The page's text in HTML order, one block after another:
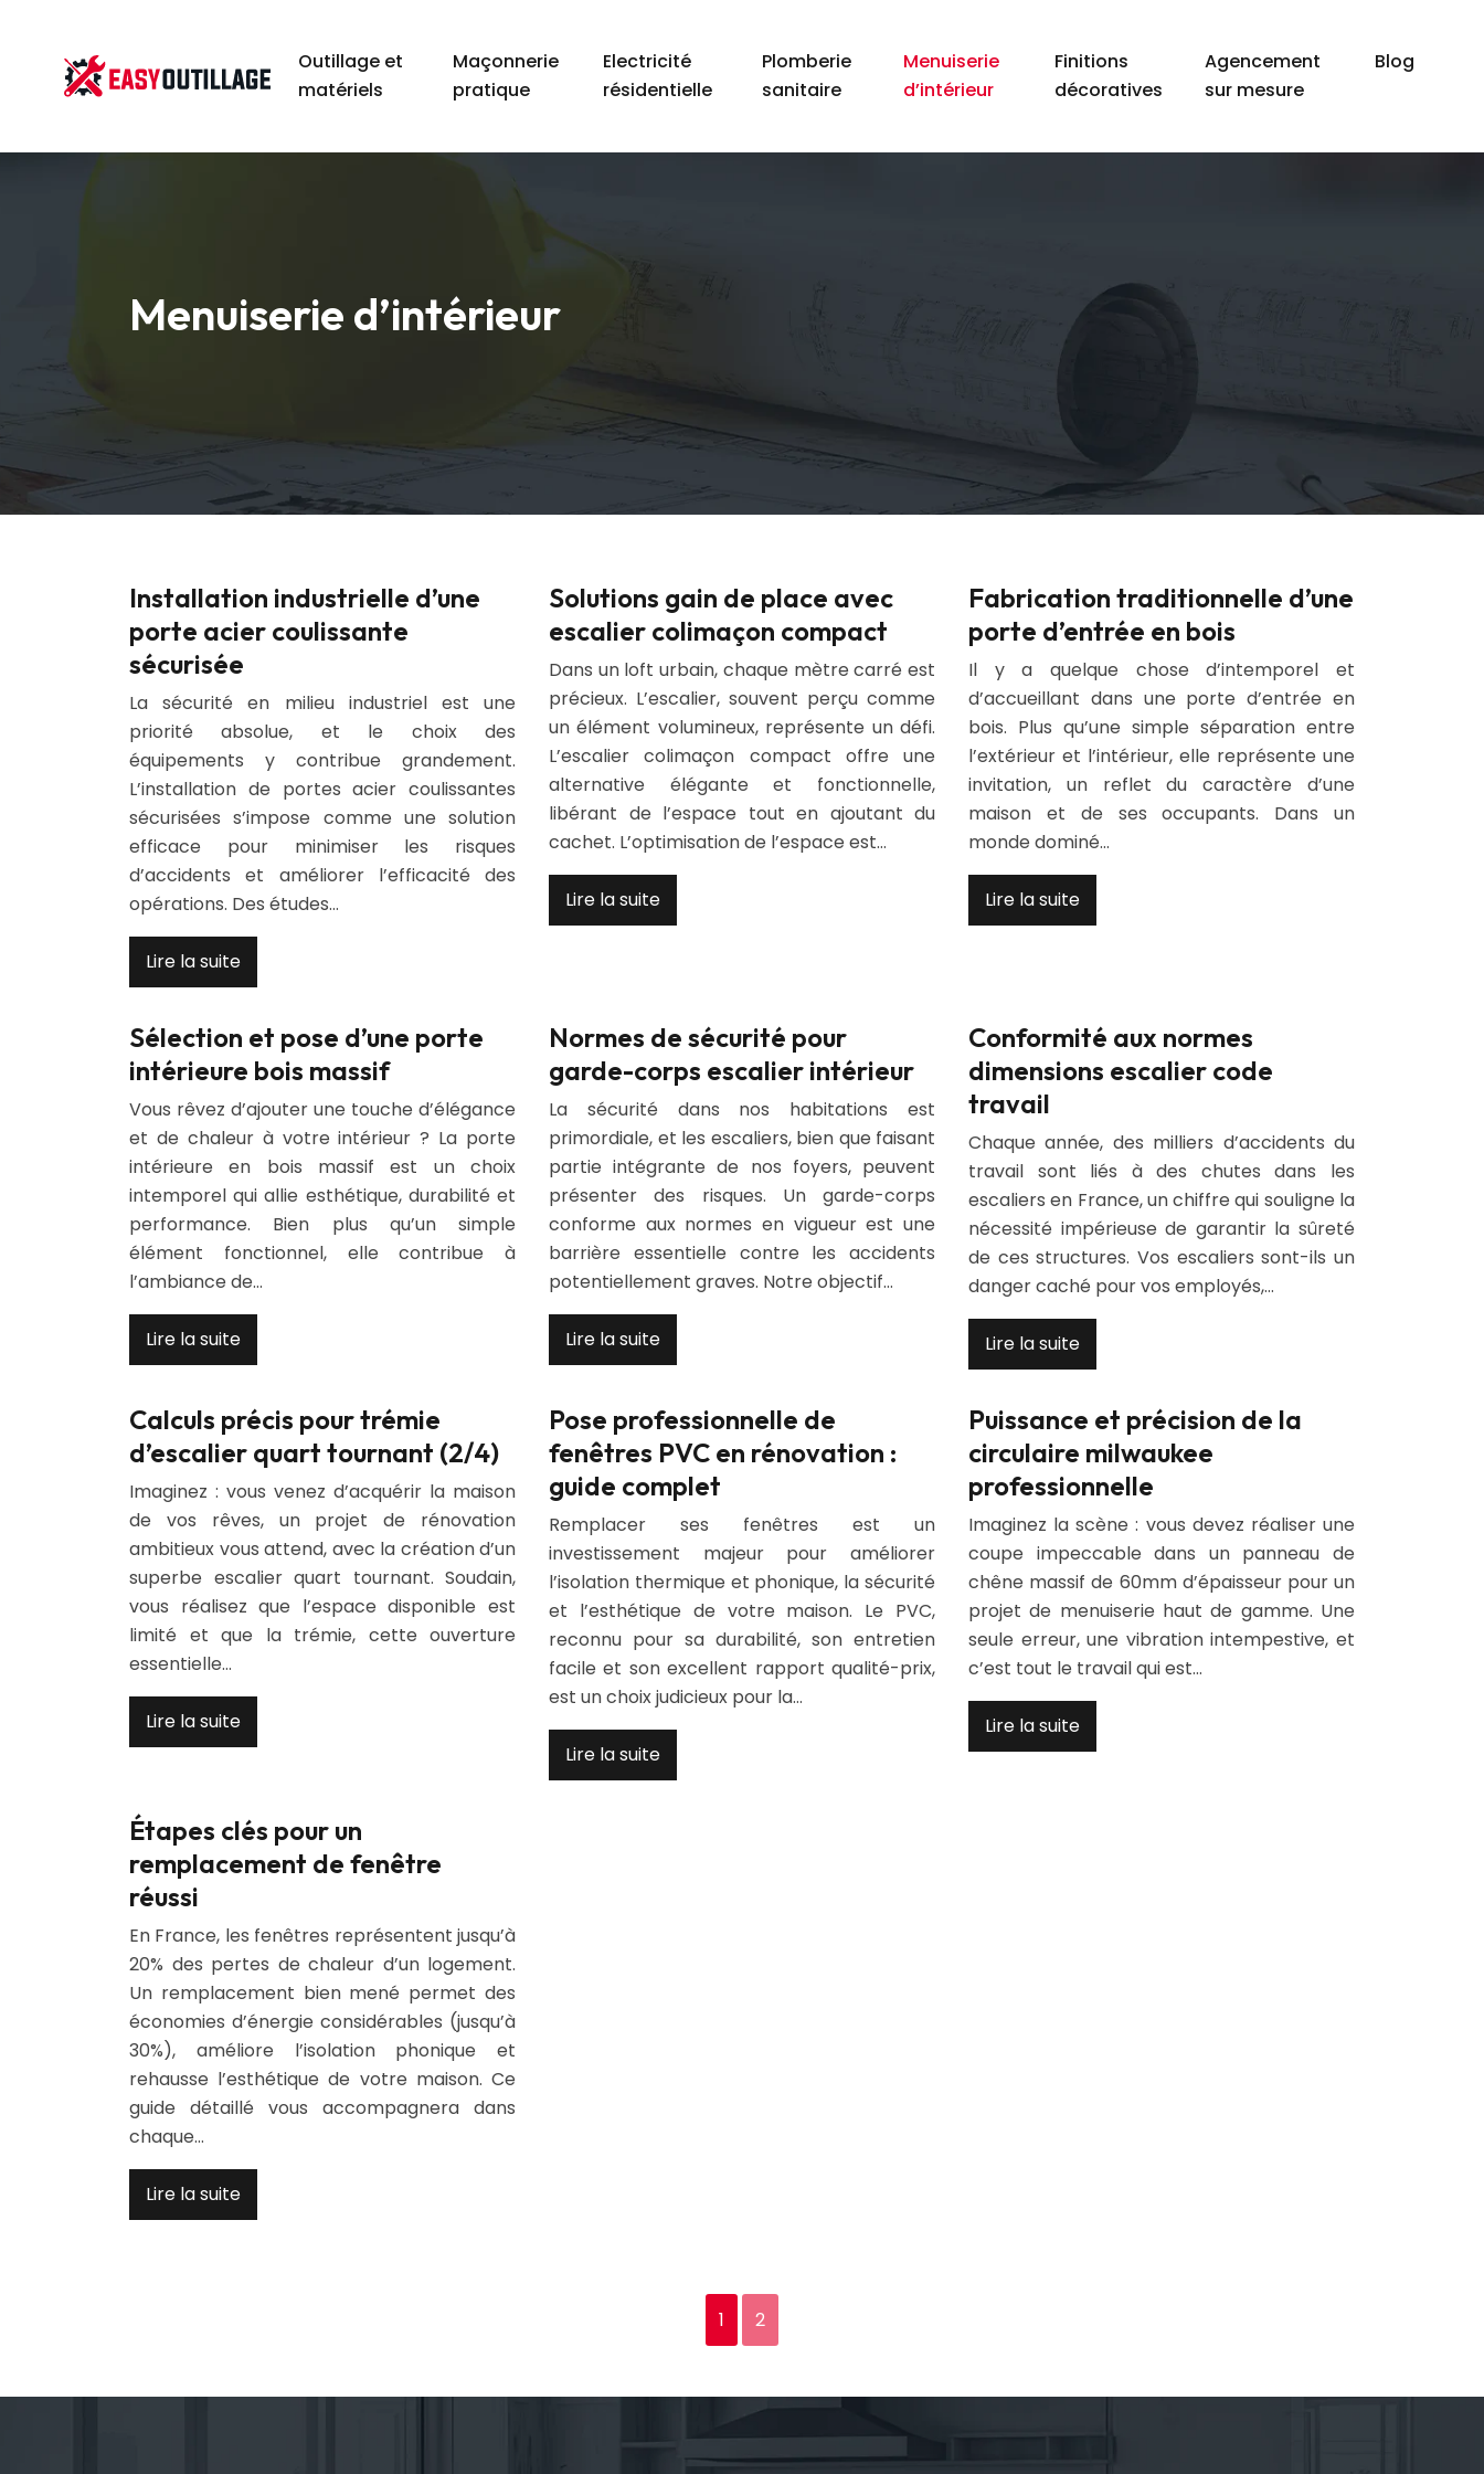
Outillage et
matériels
Maçonnerie
pratique
Electricité
résidentielle
Plomberie
sanitaire
Menuiserie
d’intérieur
Finitions
décoratives
Agencement
sur mesure
Blog
Menuiserie d’intérieur
Installation industrielle d’une
porte acier coulissante
sécurisée
La sécurité en milieu industriel est une
priorité absolue, et le choix des
équipements y contribue grandement.
L’installation de portes acier coulissantes
sécurisées s’impose comme une solution
efficace pour minimiser les risques
d’accidents et améliorer l’efficacité des
opérations. Des études…
Lire la suite
Solutions gain de place avec
escalier colimaçon compact
Dans un loft urbain, chaque mètre carré est
précieux. L’escalier, souvent perçu comme
un élément volumineux, représente un défi.
L’escalier colimaçon compact offre une
alternative élégante et fonctionnelle,
libérant de l’espace tout en ajoutant du
cachet. L’optimisation de l’espace est…
Lire la suite
Fabrication traditionnelle d’une
porte d’entrée en bois
Il y a quelque chose d’intemporel et
d’accueillant dans une porte d’entrée en
bois. Plus qu’une simple séparation entre
l’extérieur et l’intérieur, elle représente une
invitation, un reflet du caractère d’une
maison et de ses occupants. Dans un
monde dominé…
Lire la suite
Sélection et pose d’une porte
intérieure bois massif
Vous rêvez d’ajouter une touche d’élégance
et de chaleur à votre intérieur ? La porte
intérieure en bois massif est un choix
intemporel qui allie esthétique, durabilité et
performance. Bien plus qu’un simple
élément fonctionnel, elle contribue à
l’ambiance de…
Lire la suite
Normes de sécurité pour
garde-corps escalier intérieur
La sécurité dans nos habitations est
primordiale, et les escaliers, bien que faisant
partie intégrante de nos foyers, peuvent
présenter des risques. Un garde-corps
conforme aux normes en vigueur est une
barrière essentielle contre les accidents
potentiellement graves. Notre objectif…
Lire la suite
Conformité aux normes
dimensions escalier code
travail
Chaque année, des milliers d’accidents du
travail sont liés à des chutes dans les
escaliers en France, un chiffre qui souligne la
nécessité impérieuse de garantir la sûreté
de ces structures. Vos escaliers sont-ils un
danger caché pour vos employés,…
Lire la suite
Calculs précis pour trémie
d’escalier quart tournant (2/4)
Imaginez : vous venez d’acquérir la maison
de vos rêves, un projet de rénovation
ambitieux vous attend, avec la création d’un
superbe escalier quart tournant. Soudain,
vous réalisez que l’espace disponible est
limité et que la trémie, cette ouverture
essentielle…
Lire la suite
Pose professionnelle de
fenêtres PVC en rénovation :
guide complet
Remplacer ses fenêtres est un
investissement majeur pour améliorer
l’isolation thermique et phonique, la sécurité
et l’esthétique de votre maison. Le PVC,
reconnu pour sa durabilité, son entretien
facile et son excellent rapport qualité-prix,
est un choix judicieux pour la…
Lire la suite
Puissance et précision de la
circulaire milwaukee
professionnelle
Imaginez la scène : vous devez réaliser une
coupe impeccable dans un panneau de
chêne massif de 60mm d’épaisseur pour un
projet de menuiserie haut de gamme. Une
seule erreur, une vibration intempestive, et
c’est tout le travail qui est…
Lire la suite
Étapes clés pour un
remplacement de fenêtre
réussi
En France, les fenêtres représentent jusqu’à
20% des pertes de chaleur d’un logement.
Un remplacement bien mené permet des
économies d’énergie considérables (jusqu’à
30%), améliore l’isolation phonique et
rehausse l’esthétique de votre maison. Ce
guide détaillé vous accompagnera dans
chaque…
Lire la suite
1 2